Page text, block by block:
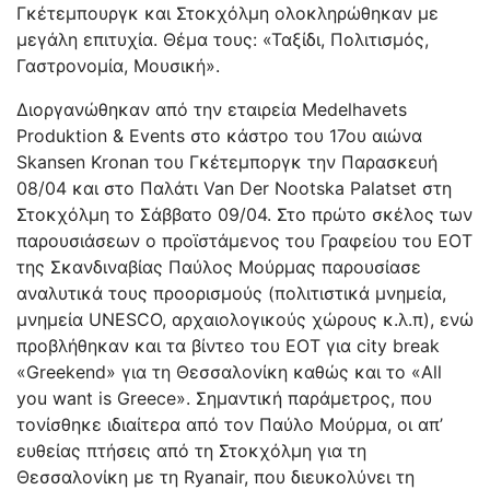
Γκέτεμπουργκ και Στοκχόλμη ολοκληρώθηκαν με
μεγάλη επιτυχία. Θέμα τους: «Ταξίδι, Πολιτισμός,
Γαστρονομία, Μουσική».
Διοργανώθηκαν από την εταιρεία Medelhavets
Produktion & Events στο κάστρο του 17ου αιώνα
Skansen Kronan του Γκέτεμποργκ την Παρασκευή
08/04 και στο Παλάτι Van Der Nootska Palatset στη
Στοκχόλμη το Σάββατο 09/04. Στο πρώτο σκέλος των
παρουσιάσεων ο προϊστάμενος του Γραφείου του ΕΟΤ
της Σκανδιναβίας Παύλος Μούρμας παρουσίασε
αναλυτικά τους προορισμούς (πολιτιστικά μνημεία,
μνημεία UNESCO, αρχαιολογικούς χώρους κ.λ.π), ενώ
προβλήθηκαν και τα βίντεο του ΕΟΤ για city break
«Greekend» για τη Θεσσαλονίκη καθώς και το «All
you want is Greece». Σημαντική παράμετρος, που
τονίσθηκε ιδιαίτερα από τον Παύλο Μούρμα, οι απ’
ευθείας πτήσεις από τη Στοκχόλμη για τη
Θεσσαλονίκη με τη Ryanair, που διευκολύνει τη